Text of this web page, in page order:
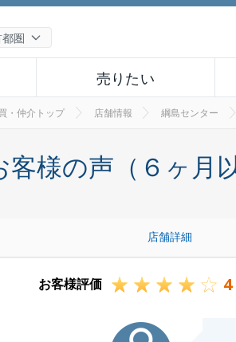
売りたい
・仲介トップ 店舗情報 綱島センター
客様の声（６ヶ月
店舗詳細
お客様評価 4